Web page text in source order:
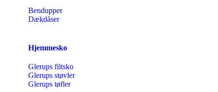
Bendupper
Dækdåser
Hjemmesko
Glerups filtsko
Glerups støvler
Glerups tøfler